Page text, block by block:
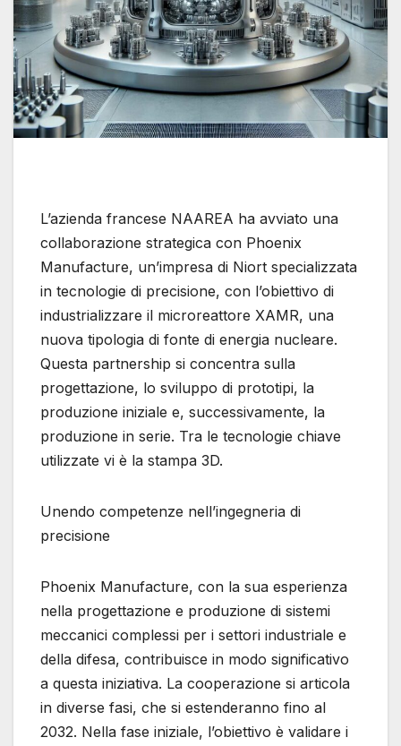
L’azienda francese NAAREA ha avviato una
collaborazione strategica con Phoenix
Manufacture, un’impresa di Niort specializzata
in tecnologie di precisione, con l’obiettivo di
industrializzare il microreattore XAMR, una
nuova tipologia di fonte di energia nucleare.
Questa partnership si concentra sulla
progettazione, lo sviluppo di prototipi, la
produzione iniziale e, successivamente, la
produzione in serie. Tra le tecnologie chiave
utilizzate vi è la stampa 3D.
Unendo competenze nell’ingegneria di
precisione
Phoenix Manufacture, con la sua esperienza
nella progettazione e produzione di sistemi
meccanici complessi per i settori industriale e
della difesa, contribuisce in modo significativo
a questa iniziativa. La cooperazione si articola
in diverse fasi, che si estenderanno fino al
2032. Nella fase iniziale, l’obiettivo è validare i